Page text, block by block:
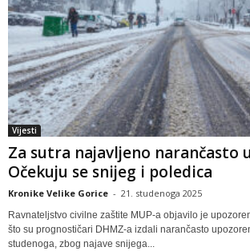
Vijesti
Za sutra najavljeno narančasto
Očekuju se snijeg i poledica
Kronike Velike Gorice - 21. studenoga 2025
Ravnateljstvo civilne zaštite MUP-a objavilo je
što su prognostičari DHMZ-a izdali narančasto
studenoga, zbog najave snijega...